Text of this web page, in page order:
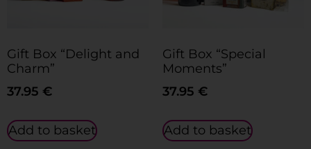
Gift Box “Delight and
Charm”
37.95 €
Add to basket
Gift Box “Special
Moments”
37.95 €
Add to basket